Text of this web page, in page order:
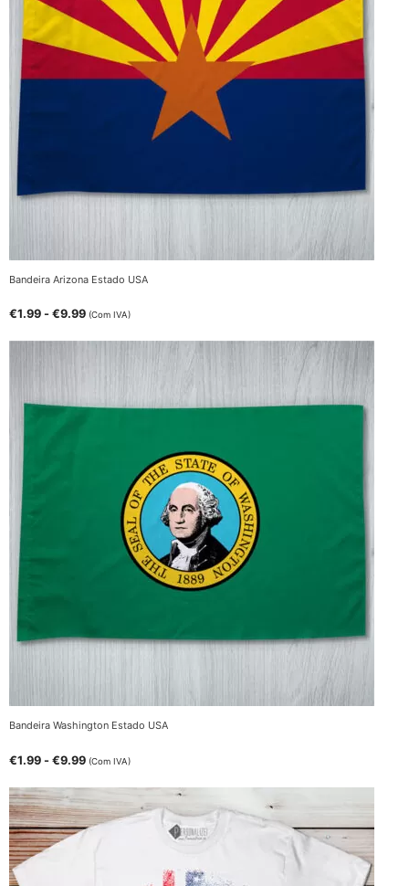
Bandeira Arizona Estado USA
€1.99 - €9.99 (Com IVA)
Bandeira Washington Estado USA
€1.99 - €9.99 (Com IVA)